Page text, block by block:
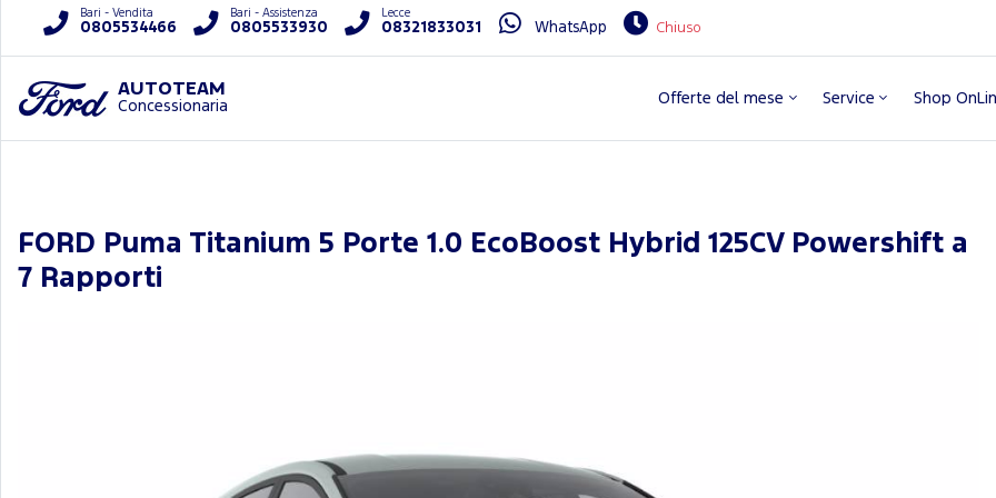
Bari - Vendita
0805534466
Bari - Assistenza
0805533930
Lecce
08321833031 WhatsApp Chiuso
AUTOTEAM
Concessionaria Offerte del mese Service Shop
FORD Puma Titanium 5 Porte 1.0 EcoBoost Hybrid 125CV Powershift a
7 Rapporti